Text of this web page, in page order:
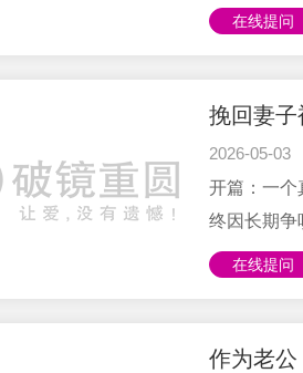
得委屈、
想跟你说一
而在你身
人，她只
子的伴侣。
在线提问
挽回妻
2026-05-03
开篇：一个
终因长期争
的感情，
至怀疑自己
在线提问